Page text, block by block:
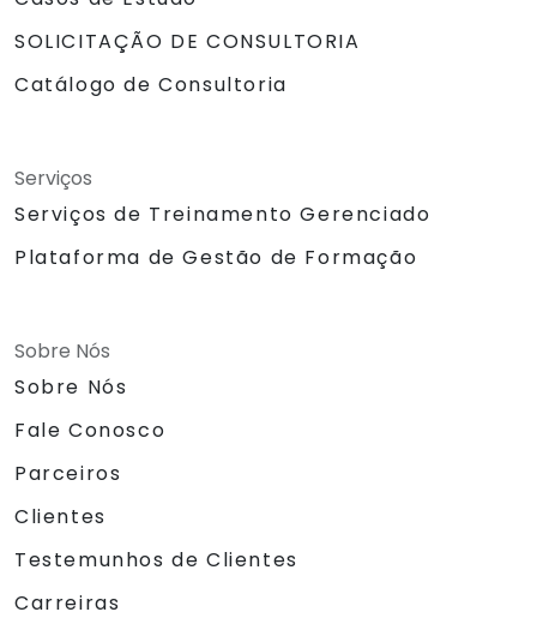
SOLICITAÇÃO DE CONSULTORIA
Catálogo de Consultoria
Serviços
Serviços de Treinamento Gerenciado
Plataforma de Gestão de Formação
Sobre Nós
Sobre Nós
Fale Conosco
Parceiros
Clientes
Testemunhos de Clientes
Carreiras